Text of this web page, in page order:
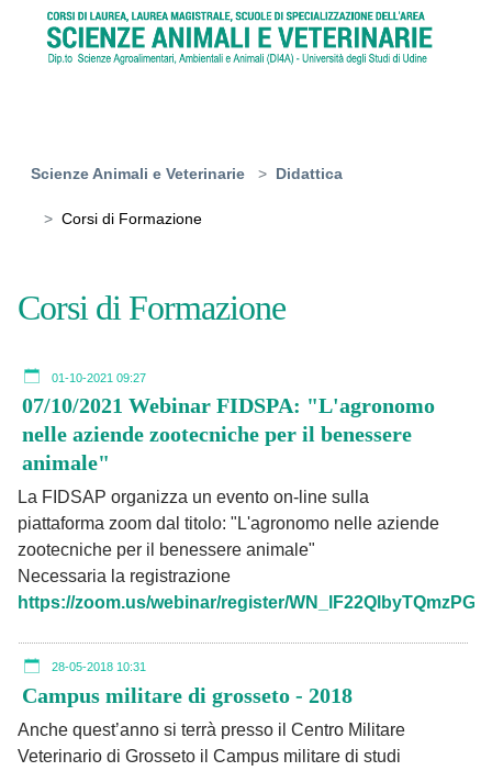
Skip to main content
Scienze Animali e Veterinarie Didattica
Corsi di Formazione
Corsi di Formazione
01-10-2021 09:27
07/10/2021 Webinar FIDSPA: "L'agronomo
nelle aziende zootecniche per il benessere
animale"
La FIDSAP organizza un evento on-line sulla
piattaforma zoom dal titolo: "L'agronomo nelle aziende
zootecniche per il benessere animale"
Necessaria la registrazione
https://zoom.us/webinar/register/
28-05-2018 10:31
Campus militare di grosseto - 2018
Anche quest’anno si terrà presso il Centro Militare
Veterinario di Grosseto il Campus militare di studi